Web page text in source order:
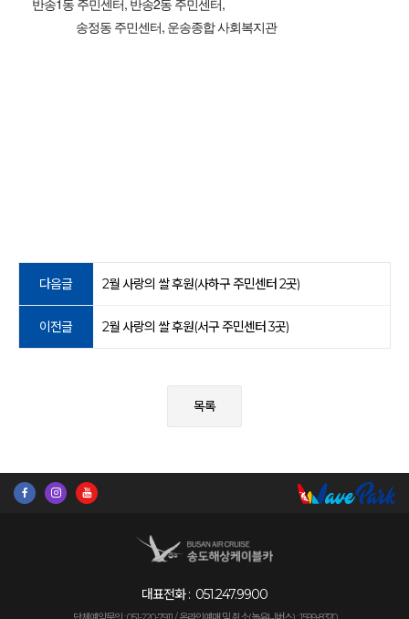
반송1동 주민센터, 반송2동 주민센터,
송정동 주민센터, 운송종합 사회복지관
다음글 2월 사랑의 쌀 후원(사하구 주민센터 2곳)
이전글 2월 사랑의 쌀 후원(서구 주민센터 3곳)
목록
대표전화 : 051.247.9900